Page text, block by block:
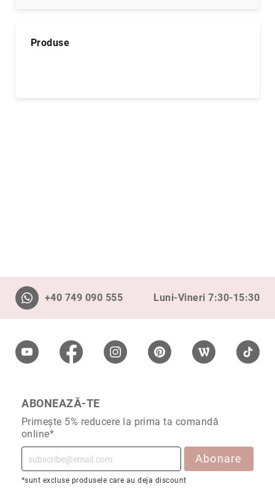
Produse
+40 749 090 555 Luni-Vineri 7:30-15:30
ABONEAZĂ-TE
Primește 5% reducere la prima ta comandă
online*
Abonare
*sunt excluse produsele care au deja discount